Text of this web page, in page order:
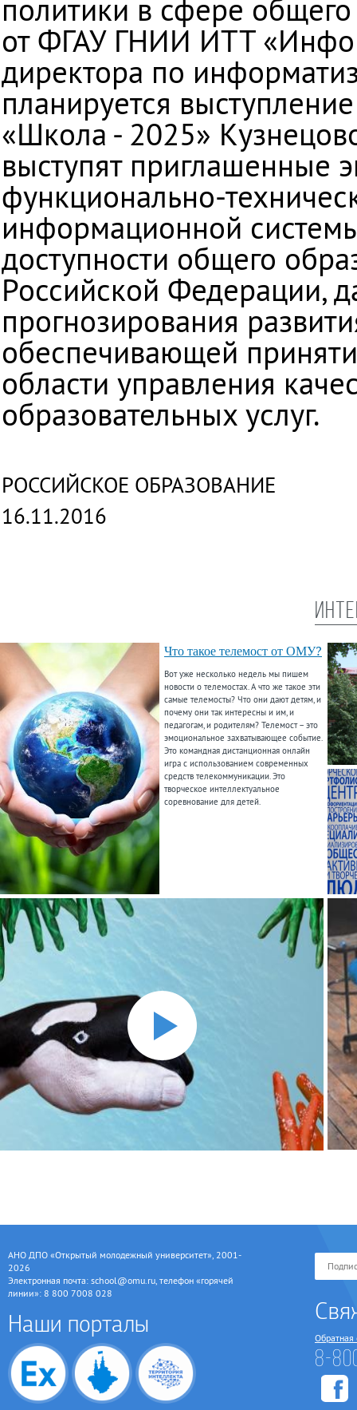
политики в сфере
от ФГАУ ГНИИ ИТТ
директора по
планируется
«Школа - 2025»
выступят приглашенные
функционально-
информационной
доступности общего
Российской Федерации,
прогнозирования
обеспечивающей
области управления
образовательных услуг.
РОССИЙСКОЕ ОБРАЗОВАНИЕ
16.11.2016
Что такое телемост от ОМУ?
Вот уже несколько недель мы пишем
новости о телемостах. А что же такое эти
самые телемосты? Что они дают детям, и
почему они так интересны и им, и
педагогам, и родителям? Телемост – это
эмоциональное захватывающее событие.
Это командная дистанционная онлайн
игра с использованием современных
средств телекоммуникации. Это
творческое интеллектуальное
соревнование для детей.
АНО ДПО «Открытый молодежный университет», 2001-
2026
Электронная почта: school@omu.ru, телефон «горячей
линии»: 8 800 7008 028
Наши порталы
Обратная
8-